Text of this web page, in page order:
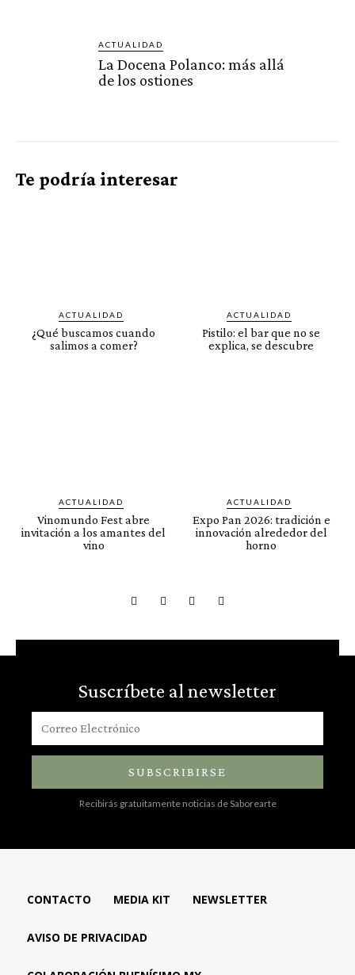
ACTUALIDAD
La Docena Polanco: más allá
de los ostiones
Te podría interesar
ACTUALIDAD
¿Qué buscamos cuando
salimos a comer?
ACTUALIDAD
Pistilo: el bar que no se
explica, se descubre
ACTUALIDAD
Vinomundo Fest abre
invitación a los amantes del
vino
ACTUALIDAD
Expo Pan 2026: tradición e
innovación alrededor del
horno
Suscríbete al newsletter
SUBSCRIBIRSE
Recibirás gratuitamente noticias de Saborearte
CONTACTO MEDIA KIT NEWSLETTER
AVISO DE PRIVACIDAD